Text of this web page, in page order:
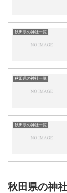
秋田県の神社一覧
秋田県の神社一覧
秋田県の神社一覧
秋田県の神